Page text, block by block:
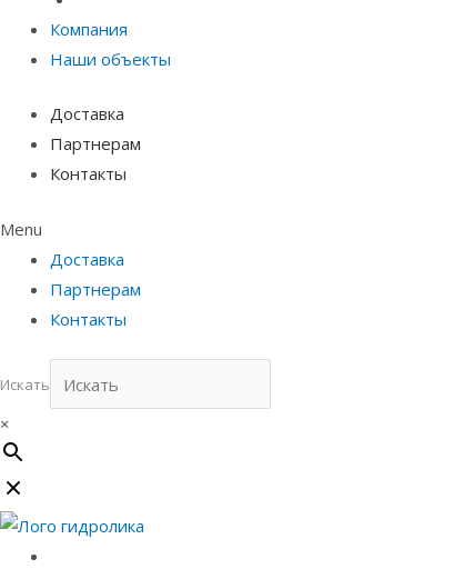
Компания
Наши объекты
Доставка
Партнерам
Контакты
Menu
Доставка
Партнерам
Контакты
Искать
×